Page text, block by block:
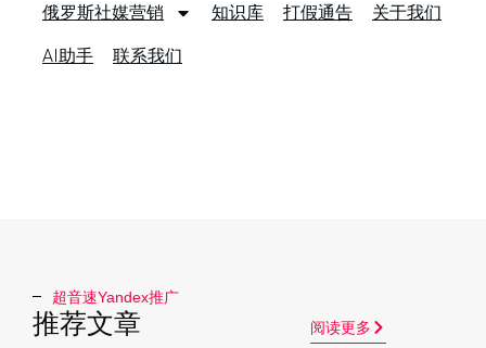
俄罗斯社媒营销 知识库 打假通告 关于我们
AI助手 联系我们
超音速Yandex推广​
推荐文章 阅读更多